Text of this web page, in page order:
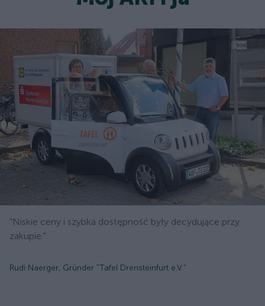
"Niskie ceny i szybka dostępność były decydujące przy
zakupie."
Rudi Naerger, Gründer "Tafel Drensteinfurt e.V."